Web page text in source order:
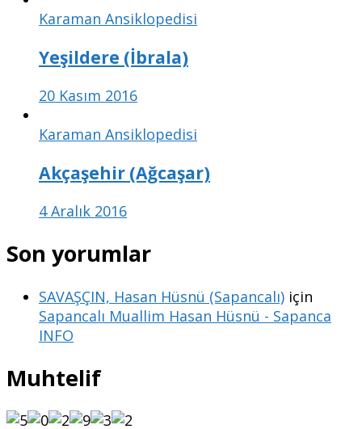
Karaman Ansiklopedisi
Yeşildere (İbrala)
20 Kasım 2016
Karaman Ansiklopedisi
Akçaşehir (Ağcaşar)
4 Aralık 2016
Son yorumlar
SAVAŞÇIN, Hasan Hüsnü (Sapancalı) için
Sapancalı Muallim Hasan Hüsnü - Sapanca
INFO
Muhtelif